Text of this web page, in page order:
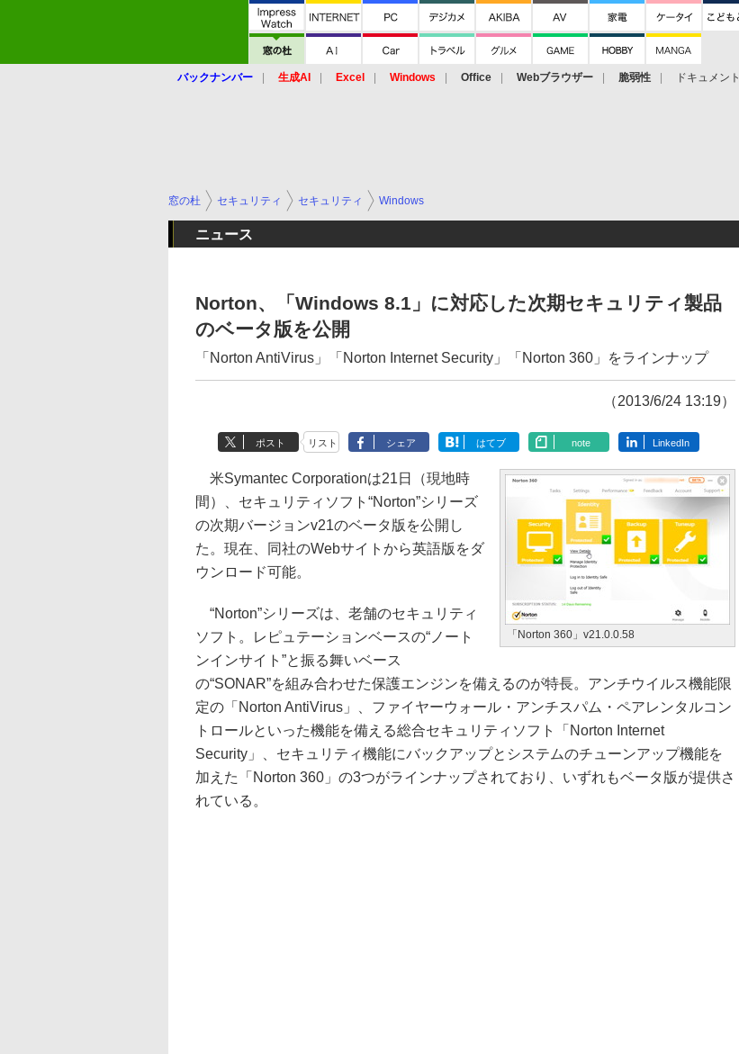
バックナンバー 生成AI Excel Windows Office Webブラウザー 脆弱性 ドキュメント
窓の杜 セキュリティ セキュリティ Windows
ニュース
Norton、「Windows 8.1」に対応した次期セキュリティ製品
のベータ版を公開
「Norton AntiVirus」「Norton Internet Security」「Norton 360」をラインナップ
（2013/6/24 13:19）
ポスト リスト シェア はてブ note LinkedIn
「Norton 360」v21.0.0.58
米Symantec Corporationは21日（現地時
間）、セキュリティソフト“Norton”シリーズ
の次期バージョンv21のベータ版を公開し
た。現在、同社のWebサイトから英語版をダ
ウンロード可能。
“Norton”シリーズは、老舗のセキュリティ
ソフト。レピュテーションベースの“ノート
ンインサイト”と振る舞いベース
の“SONAR”を組み合わせた保護エンジンを備えるのが特長。アンチウイルス機能限
定の「Norton AntiVirus」、ファイヤーウォール・アンチスパム・ペアレンタルコン
トロールといった機能を備える総合セキュリティソフト「Norton Internet
Security」、セキュリティ機能にバックアップとシステムのチューンアップ機能を
加えた「Norton 360」の3つがラインナップされており、いずれもベータ版が提供さ
れている。